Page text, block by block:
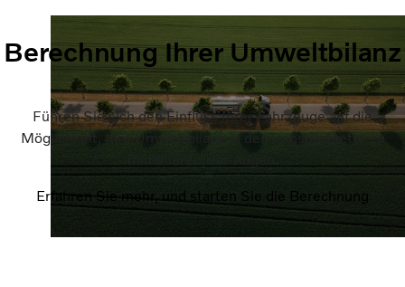
Berechnung Ihrer Umweltbilanz
Führen Sie sich den Einfluss Ihrer Fahrzeuge auf die
Möglichkeit, Ihre Umweltbilanz in der Transportkette zu
minimieren, vor Augen.
Erfahren Sie mehr, und starten Sie die Berechnung